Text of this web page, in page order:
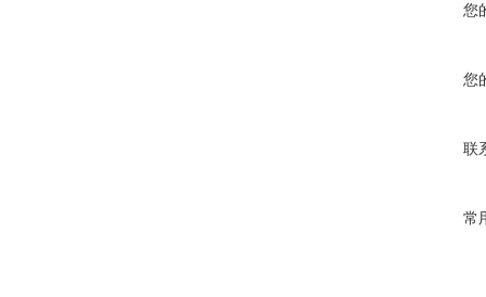
您
您
联
常